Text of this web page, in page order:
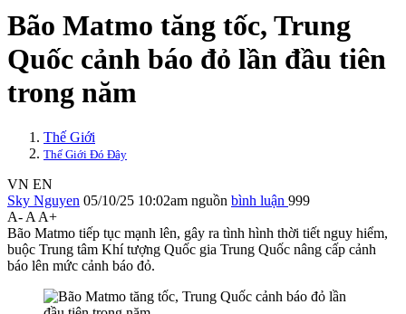
Bão Matmo tăng tốc, Trung
Quốc cảnh báo đỏ lần đầu tiên
trong năm
Thế Giới
Thế Giới Đó Đây
VN EN
Sky Nguyen 05/10/25 10:02am nguồn bình luận 999
A- A A+
Bão Matmo tiếp tục mạnh lên, gây ra tình hình thời tiết nguy hiểm,
buộc Trung tâm Khí tượng Quốc gia Trung Quốc nâng cấp cảnh
báo lên mức cảnh báo đỏ.